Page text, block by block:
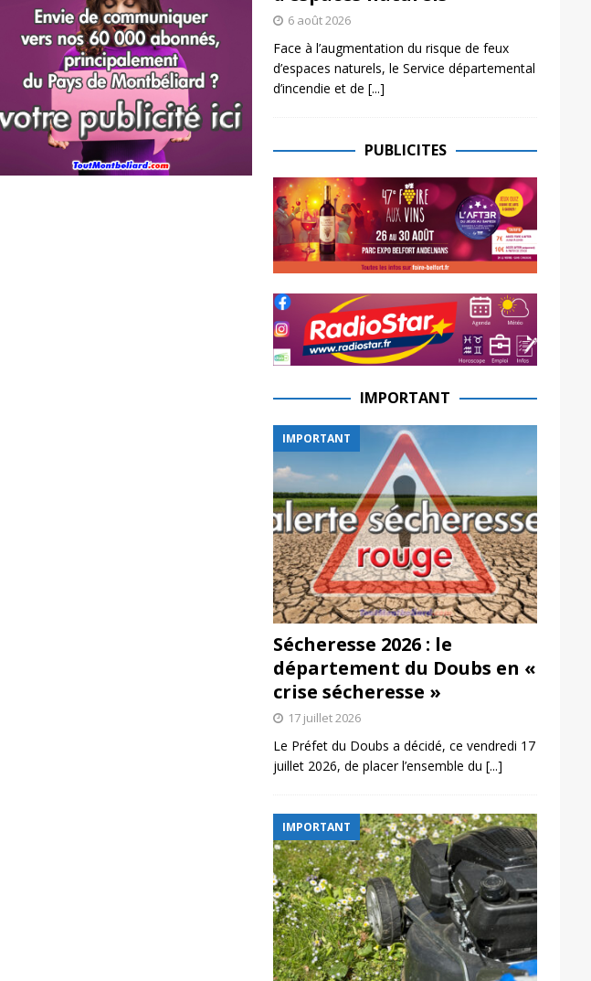
6 août 2026
Face à l’augmentation du risque de feux
d’espaces naturels, le Service départemental
d’incendie et de [...]
PUBLICITES
IMPORTANT
IMPORTANT
Sécheresse 2026 : le
département du Doubs en «
crise sécheresse »
17 juillet 2026
Le Préfet du Doubs a décidé, ce vendredi 17
juillet 2026, de placer l’ensemble du [...]
IMPORTANT